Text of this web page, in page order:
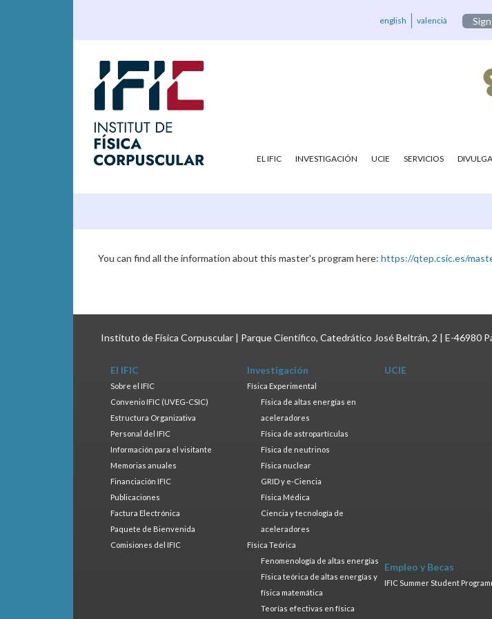
english valencià
EL IFIC INVESTIGACIÓN UCIE SERVICIOS
You can find all the information about this master's program here: https://qtep.csic.es/
Instituto de Física Corpuscular | Parque Científico, Catedrático José Beltrán, 2 | E-46980
El IFIC
Sobre el IFIC
Convenio IFIC (UVEG-CSIC)
Estructura Organizativa
Personal del IFIC
Información para el visitante
Memorias anuales
Financiación IFIC
Publicaciones
Factura Electrónica
Paquete de Bienvenida
Comisiones del IFIC
Investigación
Física Experimental
Física de altas energías en
aceleradores
Física de astropartículas
Física de neutrinos
Física nuclear
GRID y e-Ciencia
Física Médica
Ciencia y tecnología de
aceleradores
Física Teórica
Fenomenología de altas energías
Física teórica de altas energías y
física matemática
Teorías efectivas en física
UCIE
Empleo y Becas
IFIC Summer Student